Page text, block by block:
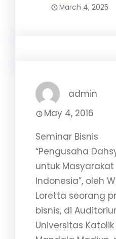
March 4, 2025
admin
May 4, 2016
Seminar Bisnis
“Pengusaha
untuk Masyarakat
Indonesia”, oleh
Loretta seorang
bisnis, di
Universitas